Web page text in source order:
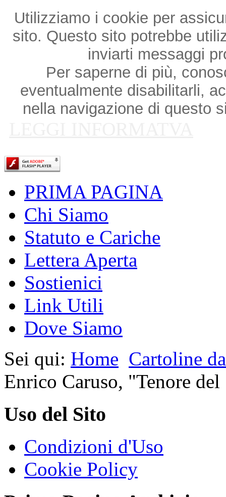
Utilizziamo i cookie per
sito. Questo sito potrebbe
inviarti messaggi
Per saperne di più,
eventualmente disabilitarli,
nella navigazione di questo
PRIMA PAGINA
Chi Siamo
Statuto e Cariche
Lettera Aperta
Sostienici
Link Utili
Dove Siamo
Sei qui: Home Cartoline
Enrico Caruso, "Tenore
Uso del Sito
Condizioni d'Uso
Cookie Policy